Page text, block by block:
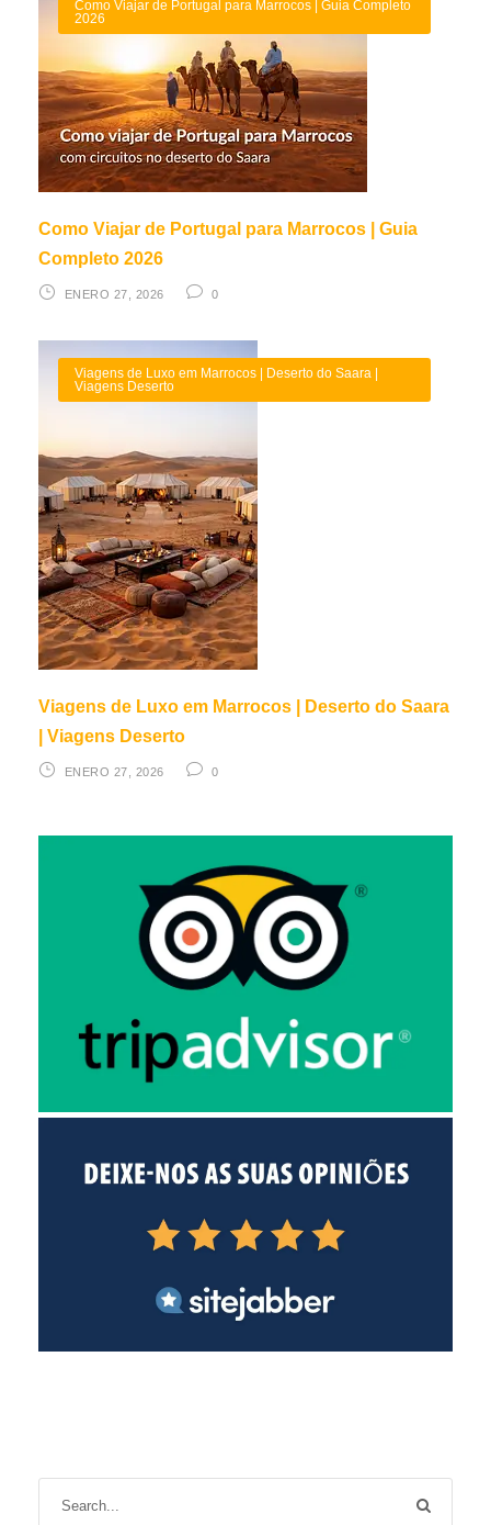
Como Viajar de Portugal para Marrocos | Guia Completo
2026
Como Viajar de Portugal para Marrocos | Guia
Completo 2026
ENERO 27, 2026 0
Viagens de Luxo em Marrocos | Deserto do Saara |
Viagens Deserto
Viagens de Luxo em Marrocos | Deserto do Saara
| Viagens Deserto
ENERO 27, 2026 0